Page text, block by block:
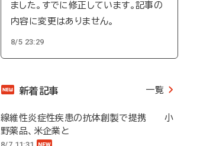
ました。すでに修正しています。記事の
内容に変更はありません。
8/5 23:29
新着記事 一覧
線維性炎症性疾患の抗体創製で提携 小
野薬品、米企業と